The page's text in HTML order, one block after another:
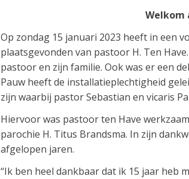
Welkom
Op zondag 15 januari 2023 heeft in een
plaatsgevonden van pastoor H. Ten
pastoor en zijn familie. Ook was er een
Pauw heeft de installatieplechtigheid
zijn waarbij pastor Sebastian en vicaris
Hiervoor was pastoor ten Have
parochie H. Titus Brandsma. In zijn
afgelopen jaren.
“Ik ben heel dankbaar dat ik 15 jaar heb